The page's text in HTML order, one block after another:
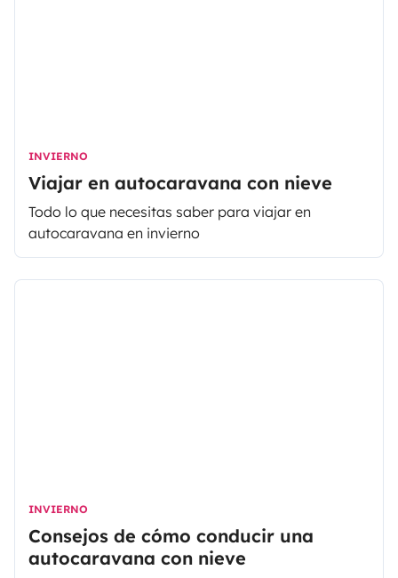
INVIERNO
Viajar en autocaravana con nieve
Todo lo que necesitas saber para viajar en
autocaravana en invierno
INVIERNO
Consejos de cómo conducir una
autocaravana con nieve